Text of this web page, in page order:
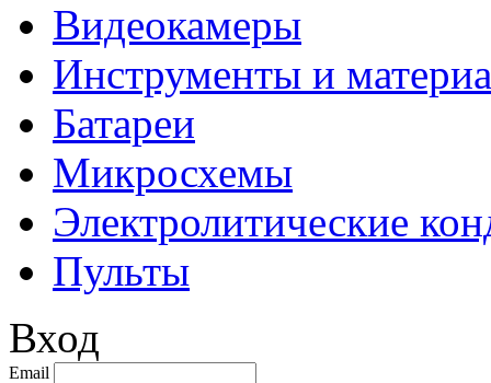
Видеокамеры
Инструменты и
Батареи
Микросхемы
Электролитические
Пульты
Вход
Email